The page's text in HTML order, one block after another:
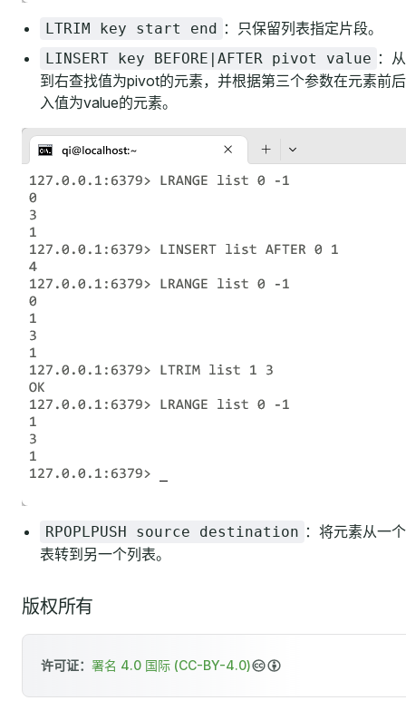
LTRIM key start end ：只保留列表指定片段。
LINSERT key BEFORE|AFTER pivot value ：
到右查找值为pivot的元素，并根据第三个参数在元素前
入值为value的元素。
RPOPLPUSH source destination ：将元素从一
表转到另一个列表。
版权所有
许可证： 署名 4.0 国际 (CC-BY-4.0)